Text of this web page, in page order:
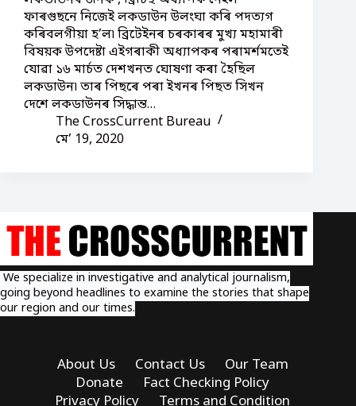
ফাৰগুছনে নিজেই লকডাউন উলংঘা কৰি পদত্যগ
কৰিবলগীয়া হ’ল৷ ব্ৰিটেইনৰ চৰকাৰৰ মুখ্য মহামাৰী
বিষয়ক উপদেষ্টা এইগৰাকী অধ্যাপকৰ পৰামৰ্শমতেই
যোৱা ১৬ মাৰ্চত দেশখনত ঘোষণা কৰা হৈছিল
লকডাউন৷ তাৰ পিছৰে পৰা ইখনৰ পিছত সিখন
দেশে লকডাউনৰ সিদ্ধান্ত…
The CrossCurrent Bureau
মে’ 19, 2020
We specialize in investigative and analytical journalism,
going beyond headlines to examine the stories that shape
our region and our times.
About Us Contact Us
Our Team
Donate
Fact Checking Policy
Privacy Policy
Terms and Condition